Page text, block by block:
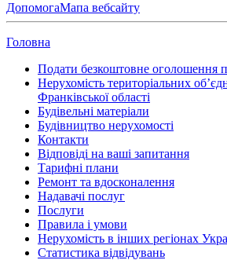
ДопомогаМапа вебсайту
Головна
Подати безкоштовне оголошення
Нерухомість територіальних
Франківської області
Будівельні матеріали
Будівництво нерухомості
Контакти
Відповіді на ваші запитання
Тарифні плани
Ремонт та вдосконалення
Надавачі послуг
Послуги
Правила і умови
Нерухомість в інших регіонах
Статистика відвідувань